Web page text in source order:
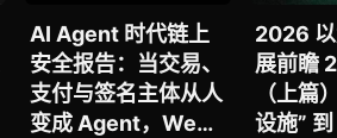
AI Agent 时代链上
安全报告：当交易、
支付与签名主体从人
变成 Agent，Web3
2026
展前瞻
（上篇
设施”